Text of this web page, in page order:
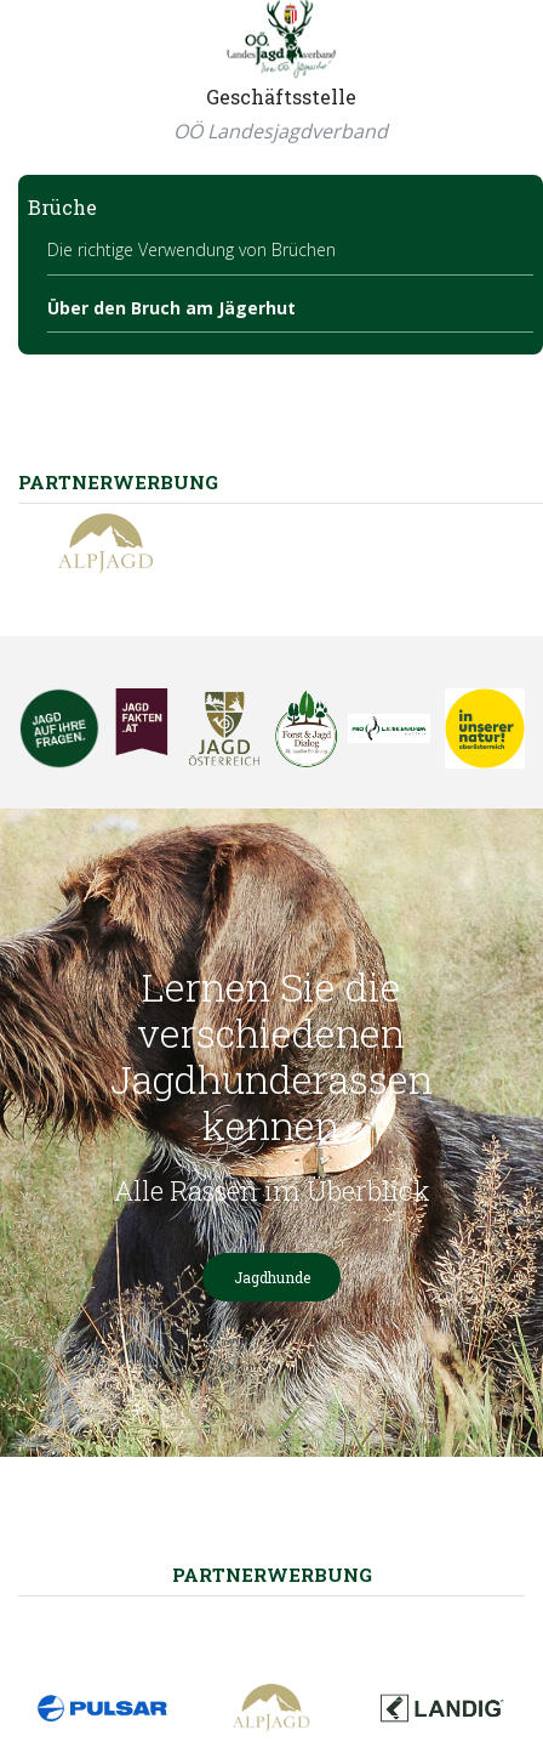
Geschäftsstelle
OÖ Landesjagdverband
Brüche
Die richtige Verwendung von Brüchen
Über den Bruch am Jägerhut
PARTNERWERBUNG
Lernen Sie die
verschiedenen
Jagdhunderassen
kennen
Alle Rassen im Überblick
Jagdhunde
PARTNERWERBUNG